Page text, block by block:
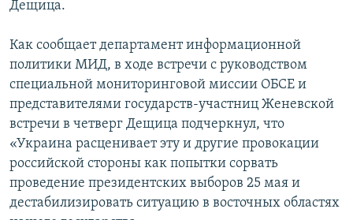
Дещица.
Как сообщает департамент информационной
политики МИД, в ходе встречи с руководством
специальной мониторинговой миссии ОБСЕ и
представителями государств-участниц Женевской
встречи в четверг Дещица подчеркнул, что
«Украина расценивает эту и другие провокации
российской стороны как попытки сорвать
проведение президентских выборов 25 мая и
дестабилизировать ситуацию в восточных областях